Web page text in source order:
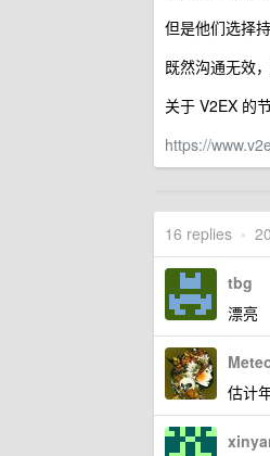
但是他们选择
既然沟通无效
关于 V2EX 的
https://
16 replies •
tbg
漂亮
估计